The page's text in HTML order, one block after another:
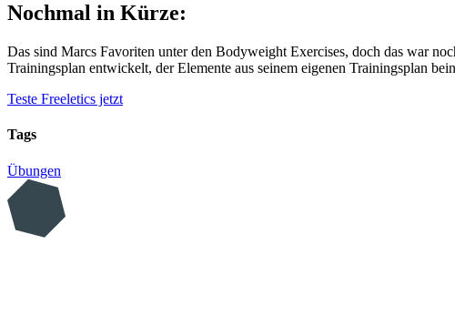
Nochmal in Kürze:
Das sind Marcs Favoriten unter den Bodyweight Exercises, doch das war
Trainingsplan entwickelt, der Elemente aus seinem eigenen Trainingsplan
Teste Freeletics jetzt
Tags
Übungen